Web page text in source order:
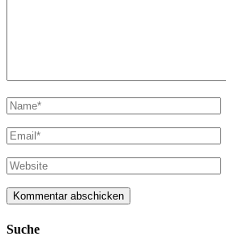
Suche